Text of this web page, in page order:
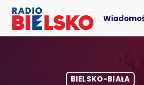
BIELSKO-BIAŁA